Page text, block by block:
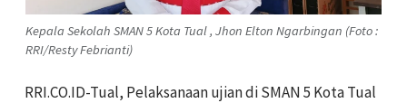
Kepala Sekolah SMAN 5 Kota Tual , Jhon Elton Ngarbingan (Foto :
RRI/Resty Febrianti)
RRI.CO.ID-Tual, Pelaksanaan ujian di SMAN 5 Kota Tual